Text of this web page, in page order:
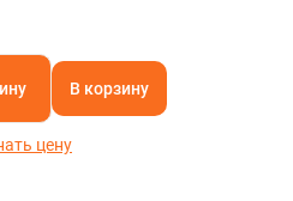
В корзину
цену